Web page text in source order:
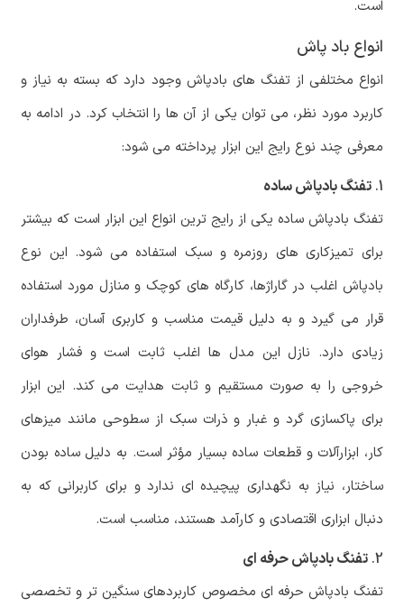
است.
انواع باد پاش
انواع مختلفی از تفنگ های بادپاش وجود دارد که بسته به نیاز و
کاربرد مورد نظر، می توان یکی از آن ها را انتخاب کرد. در ادامه به
معرفی چند نوع رایج این ابزار پرداخته می شود:
1. تفنگ بادپاش ساده
تفنگ بادپاش ساده یکی از رایج ترین انواع این ابزار است که بیشتر
برای تمیزکاری های روزمره و سبک استفاده می شود. این نوع
بادپاش اغلب در گاراژها، کارگاه های کوچک و منازل مورد استفاده
قرار می گیرد و به دلیل قیمت مناسب و کاربری آسان، طرفداران
زیادی دارد. نازل این مدل ها اغلب ثابت است و فشار هوای
خروجی را به صورت مستقیم و ثابت هدایت می کند. این ابزار
برای پاکسازی گرد و غبار و ذرات سبک از سطوحی مانند میزهای
کار، ابزارآلات و قطعات ساده بسیار مؤثر است. به دلیل ساده بودن
ساختار، نیاز به نگهداری پیچیده ای ندارد و برای کاربرانی که به
دنبال ابزاری اقتصادی و کارآمد هستند، مناسب است.
2. تفنگ بادپاش حرفه ای
تفنگ بادپاش حرفه ای مخصوص کاربردهای سنگین تر و تخصصی